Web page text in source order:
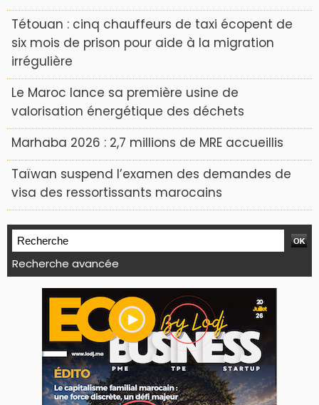
Tétouan : cinq chauffeurs de taxi écopent de
six mois de prison pour aide à la migration
irrégulière
Le Maroc lance sa première usine de
valorisation énergétique des déchets
Marhaba 2026 : 2,7 millions de MRE accueillis
Taïwan suspend l’examen des demandes de
visa des ressortissants marocains
Recherche avancée